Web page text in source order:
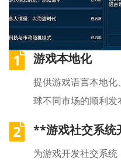
1 游戏本地化
提供游戏语言本地
球不同市场的顺利发
2 **游戏社交系
为游戏开发社交系